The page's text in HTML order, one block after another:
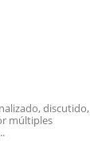
discutido,
múltiples